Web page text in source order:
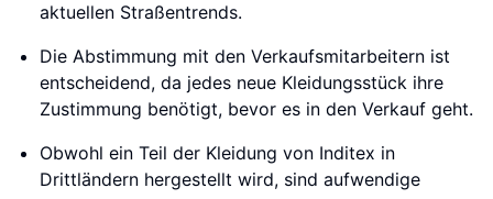
aktuellen Straßentrends.
Die Abstimmung mit den Verkaufsmitarbeitern ist
entscheidend, da jedes neue Kleidungsstück ihre
Zustimmung benötigt, bevor es in den Verkauf geht.
Obwohl ein Teil der Kleidung von Inditex in
Drittländern hergestellt wird, sind aufwendige